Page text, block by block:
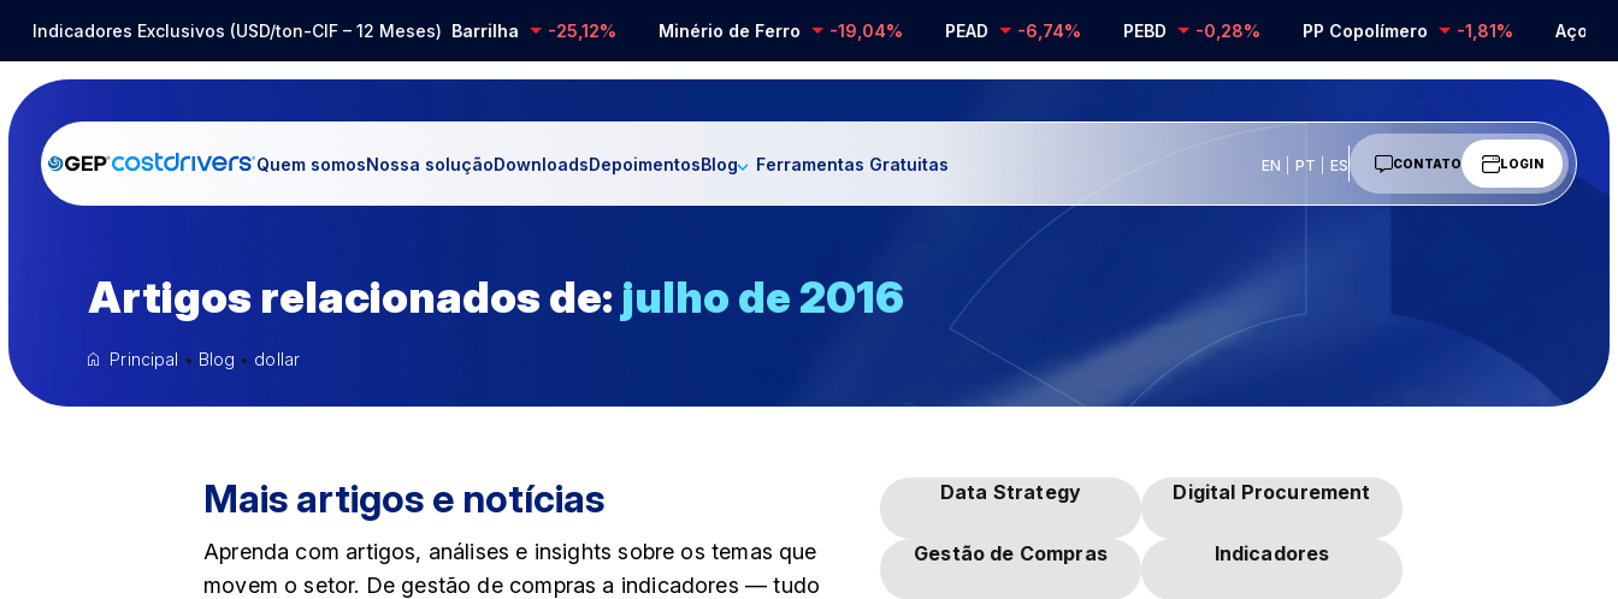
Indicadores Exclusivos (USD/ton-CIF – 12 Meses)
Aço Inox -14,80% Barrilha -25,12% Minério de Ferro -19,04% PEAD -6,74% PEBD -0,28% PP Copolímero -1,81% Aço Inox
Quem somosNossa soluçãoDownloadsDepoimentosBlog Ferramentas Gratuitas EN PT ES CONTATO LOGIN
Artigos relacionados de: julho de 2016
Principal • Blog • dollar
Mais artigos e notícias
Aprenda com artigos, análises e insights sobre os temas que
movem o setor. De gestão de compras a indicadores — tudo
Data Strategy Digital Procurement
Gestão de Compras Indicadores